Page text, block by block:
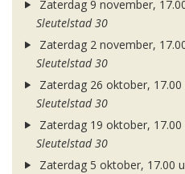
Zaterdag 9 november,
Sleutelstad 30
Zaterdag 2 november,
Sleutelstad 30
Zaterdag 26 oktober, 17.00
Sleutelstad 30
Zaterdag 19 oktober, 17.00
Sleutelstad 30
Zaterdag 5 oktober, 17.00